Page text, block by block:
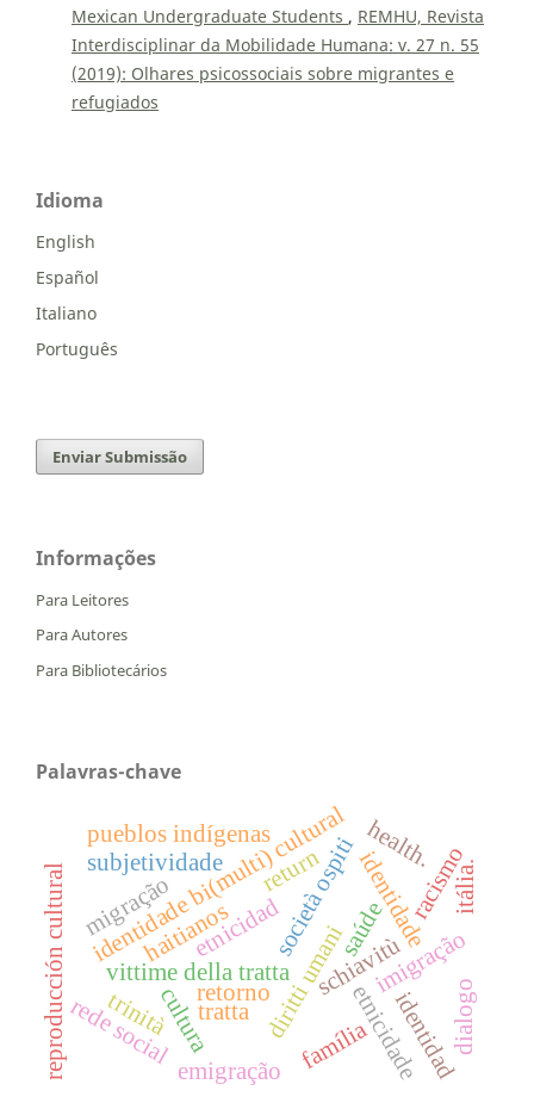
Mexican Undergraduate Students , REMHU, Revista
Interdisciplinar da Mobilidade Humana: v. 27 n. 55
(2019): Olhares psicossociais sobre migrantes e
refugiados
Idioma
English
Español
Italiano
Português
Enviar Submissão
Informações
Para Leitores
Para Autores
Para Bibliotecários
Palavras-chave
tratta
vittime della trattadiritti umanischiavitù
identidade
cultura etnicidade
imigração
identidade bi(multi) cultural
família
rede social
società ospiti
etnicidad
pueblos indígenas
identidad
reproducción cultural haitianos
racismo
subjetividade
dialogo
trinità
migração
emigração
retorno
saúde
return health.
itália.